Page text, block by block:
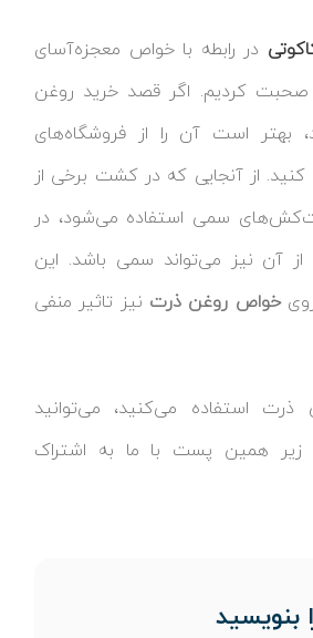
در رابطه با خواص معجزه‌‌آسای
صحبت کردیم. اگر قصد خرید روغن
بهتر است آن را از فروشگاه‌های
کنید. از آنجایی که در کشت برخی از
سمی استفاده می‌شود، در
آن نیز می‌تواند سمی باشد. این
خواص روغن ذرت نیز تاثیر منفی
استفاده می‌کنید، می‌توانید
زیر همین پست با ما به اشتراک
بنویسید